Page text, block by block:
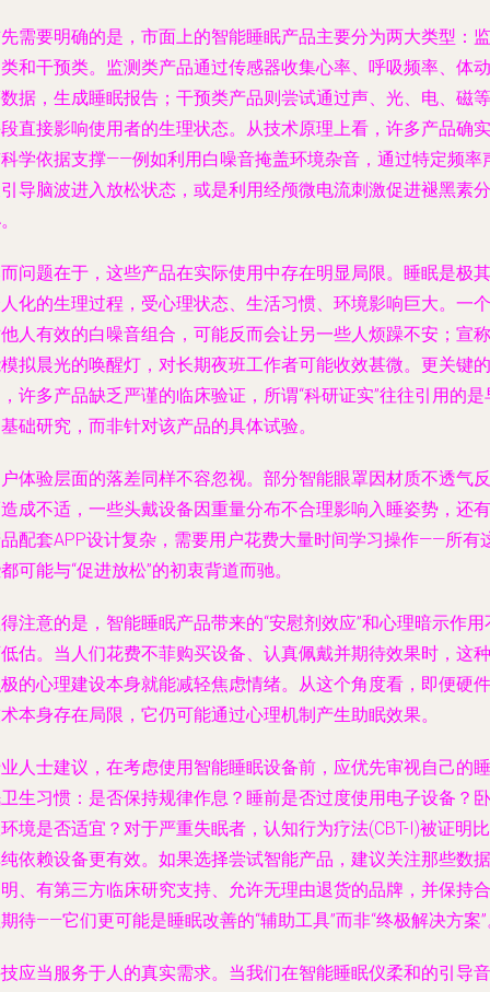
需要明确的是，市面上的智能睡眠产品主要分为两大类型：监
和干预类。监测类产品通过传感器收集心率、呼吸频率、体动
据，生成睡眠报告；干预类产品则尝试通过声、光、电、磁等
直接影响使用者的生理状态。从技术原理上看，许多产品确实
学依据支撑——例如利用白噪音掩盖环境杂音，通过特定频率
导脑波进入放松状态，或是利用经颅微电流刺激促进褪黑素分
问题在于，这些产品在实际使用中存在明显局限。睡眠是极其
化的生理过程，受心理状态、生活习惯、环境影响巨大。一个
人有效的白噪音组合，可能反而会让另一些人烦躁不安；宣称
拟晨光的唤醒灯，对长期夜班工作者可能收效甚微。更关键的
许多产品缺乏严谨的临床验证，所谓“科研证实”往往引用的是
础研究，而非针对该产品的具体试验。
体验层面的落差同样不容忽视。部分智能眼罩因材质不透气反
成不适，一些头戴设备因重量分布不合理影响入睡姿势，还有
配套APP设计复杂，需要用户花费大量时间学习操作——所有
可能与“促进放松”的初衷背道而驰。
注意的是，智能睡眠产品带来的“安慰剂效应”和心理暗示作用
估。当人们花费不菲购买设备、认真佩戴并期待效果时，这种
的心理建设本身就能减轻焦虑情绪。从这个角度看，即便硬件
本身存在局限，它仍可能通过心理机制产生助眠效果。
人士建议，在考虑使用智能睡眠设备前，应优先审视自己的睡
生习惯：是否保持规律作息？睡前是否过度使用电子设备？卧
境是否适宜？对于严重失眠者，认知行为疗法(CBT-I)被证明比
依赖设备更有效。如果选择尝试智能产品，建议关注那些数据
、有第三方临床研究支持、允许无理由退货的品牌，并保持合
待——它们更可能是睡眠改善的“辅助工具”而非“终极解决方案
应当服务于人的真实需求。当我们在智能睡眠仪柔和的引导音